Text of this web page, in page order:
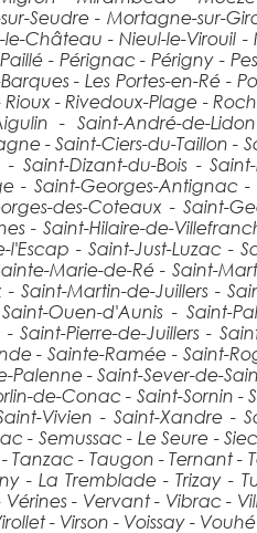
Seudre - Mortagne-sur-
Château - Nieul-le-Virouil -
- Pérignac - Périgny -
- Les Portes-en-Ré -
- Rivedoux-Plage -
- Saint-André-de-
- Saint-Ciers-du-Taillon -
Saint-Dizant-du-Bois -
- Saint-Georges-Antignac
des-Coteaux - Saint-
- Saint-Hilaire-de-
l'Escap - Saint-Just-Luzac -
Marie-de-Ré - Saint-
- Saint-Martin-de-Juillers -
Ouen-d'Aunis - Saint-
Saint-Pierre-de-Juillers -
- Sainte-Ramée - Saint-
Palenne - Saint-Sever-de-
de-Conac - Saint-Sornin -
Vivien - Saint-Xandre -
- Semussac - Le Seure -
Tanzac - Taugon - Ternant -
- La Tremblade - Trizay -
- Vervant - Vibrac -
- Virson - Voissay - Vouhé